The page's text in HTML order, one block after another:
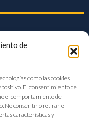
de
como las cookies
El consentimiento de
el comportamiento de
No consentir o retirar el
características y